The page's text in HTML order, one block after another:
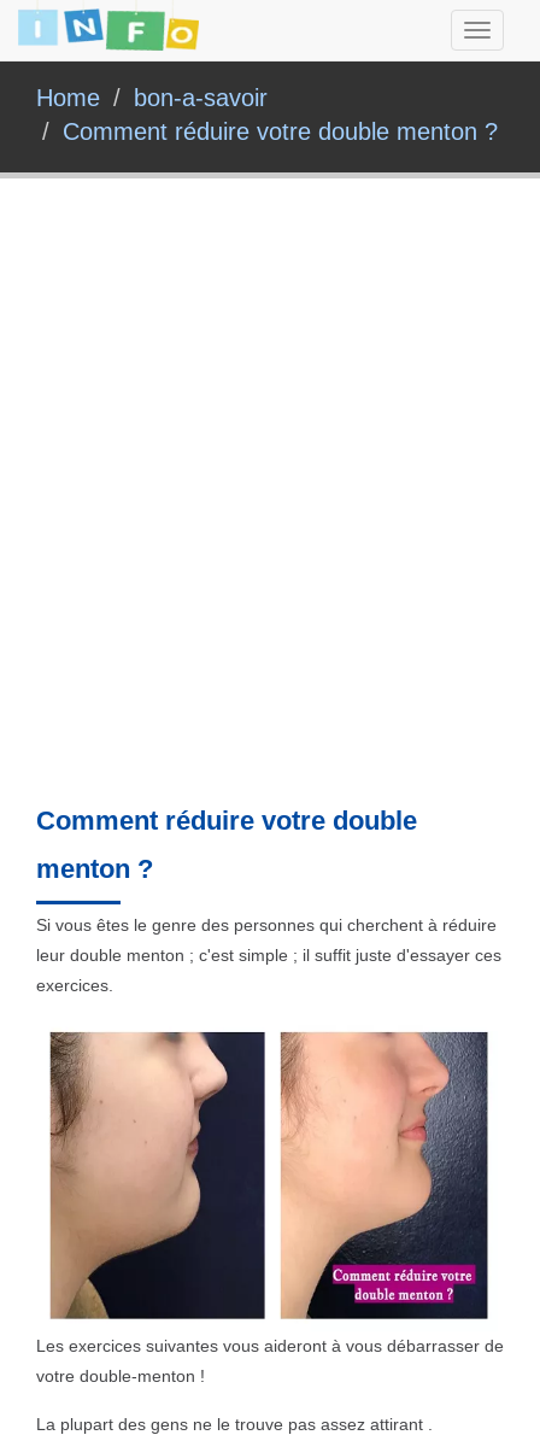
Toggle
Home
bon-a-savoir
Comment réduire votre double menton ?
Comment réduire votre double
menton ?
Si vous êtes le genre des personnes qui cherchent à réduire
leur double menton ; c'est simple ; il suffit juste d'essayer ces
exercices.
Les exercices suivantes vous aideront à vous débarrasser de
votre double-menton !
La plupart des gens ne le trouve pas assez attirant .